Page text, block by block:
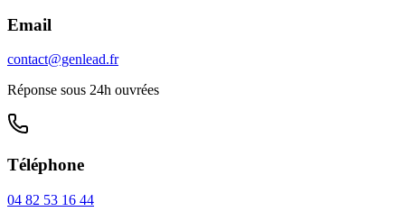
Email
contact@genlead.fr
Réponse sous 24h ouvrées
Téléphone
04 82 53 16 44